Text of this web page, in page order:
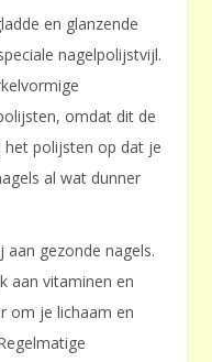
en glanzende
nagelpolijstvijl.
omdat dit de
het polijsten op dat je
al wat dunner
aan gezonde nagels.
aan vitaminen en
om je lichaam en